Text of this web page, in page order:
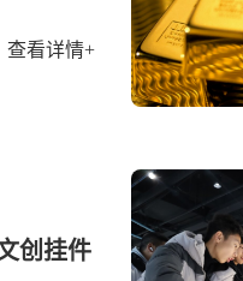
查看详情+
创挂件